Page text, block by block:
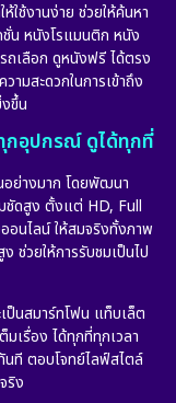
(898)
(17)
(101)
(17)
(10)
(265)
ช้งานง่าย ช่วยให้ค้นหา
ชั่น หนังโรแมนติก หนัง
ถเลือก ดูหนังฟรี ได้ตรง
ามสะดวกในการเข้าถึง
ขึ้น
กอุปกรณ์ ดูได้ทุกที่
อย่างมาก โดยพัฒนา
ชัดสูง ตั้งแต่ HD, Full
อนไลน์ ให้สมจริงทั้งภาพ
ช่วยให้การรับชมเป็นไป
ป็นสมาร์ทโฟน แท็บเล็ต
เรื่อง ได้ทุกที่ทุกเวลา
นที ตอบโจทย์ไลฟ์สไตล์
ริง